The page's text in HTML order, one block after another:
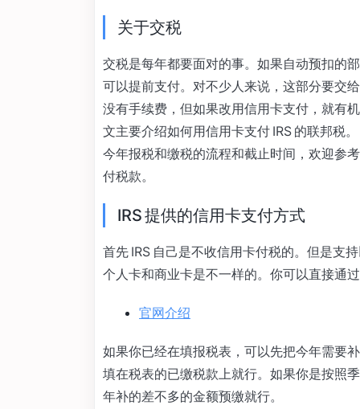
关于交税
交税是每年都要面对的事。如果自动预扣的
可以提前支付。对不少人来说，这部分要交
没有手续费，但如果改用信用卡支付，就有
文主要介绍如何用信用卡支付 IRS 的联邦税。
今年报税和缴税的流程和截止时间，欢迎参
付税款。
IRS 提供的信用卡支付方式
首先 IRS 自己是不收信用卡付税的。但是支
个人卡和商业卡是不一样的。你可以直接通
官网介绍
如果你已经在填报税表，可以先把今年需要
填在税表的已缴税款上就行。如果你是按照
年补的差不多的金额预缴就行。